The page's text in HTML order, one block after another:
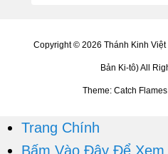
Copyright © 2026 Thánh Kinh
Bản Ki-tô)All
Theme: Catch
Trang Chính
Bấm Vào Đây Để Xem